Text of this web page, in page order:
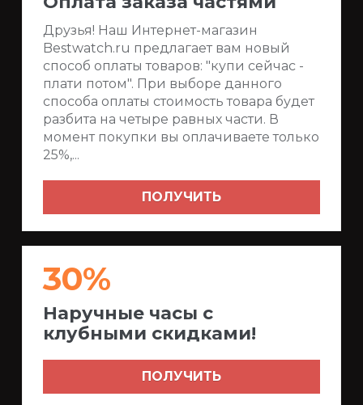
Друзья! Наш Интернет-магазин
Bestwatch.ru предлагает вам новый
способ оплаты товаров: "купи сейчас -
плати потом". При выборе данного
способа оплаты стоимость товара будет
разбита на четыре равных части. В
момент покупки вы оплачиваете только
25%,...
ПОЛУЧИТЬ
30%
Наручные часы с
клубными скидками!
ПОЛУЧИТЬ